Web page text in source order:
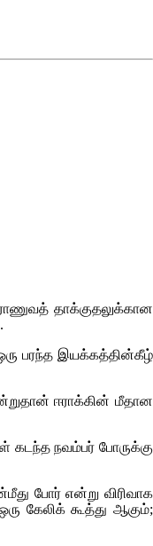
தாக்குதலுக்கான
பரந்த இயக்கத்தின்கீழ்
ஈராக்கின் மீதான
கடந்த நவம்பர் போருக்கு
போர் என்று விரிவாக
கேலிக் கூத்து ஆகும்;